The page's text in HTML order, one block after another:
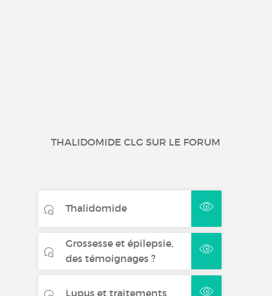
THALIDOMIDE CLG SUR LE FORUM
Thalidomide
Grossesse et épilepsie,
des témoignages ?
Lupus et traitements